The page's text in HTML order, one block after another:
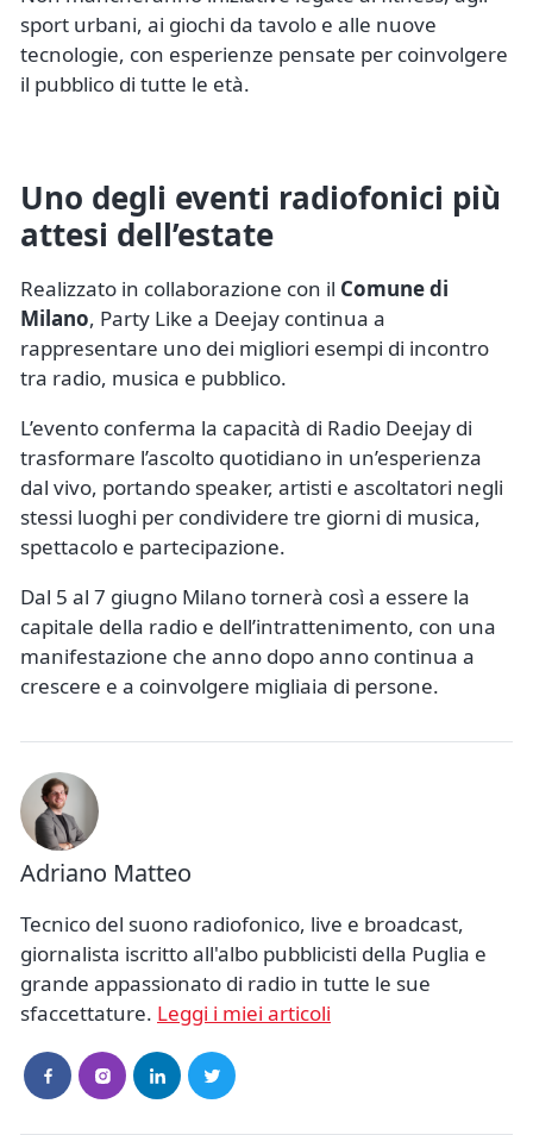
sport urbani, ai giochi da tavolo e alle nuove
tecnologie, con esperienze pensate per coinvolgere
il pubblico di tutte le età.
Uno degli eventi radiofonici più
attesi dell’estate
Realizzato in collaborazione con il Comune di
Milano, Party Like a Deejay continua a
rappresentare uno dei migliori esempi di incontro
tra radio, musica e pubblico.
L’evento conferma la capacità di Radio Deejay di
trasformare l’ascolto quotidiano in un’esperienza
dal vivo, portando speaker, artisti e ascoltatori negli
stessi luoghi per condividere tre giorni di musica,
spettacolo e partecipazione.
Dal 5 al 7 giugno Milano tornerà così a essere la
capitale della radio e dell’intrattenimento, con una
manifestazione che anno dopo anno continua a
crescere e a coinvolgere migliaia di persone.
Adriano Matteo
Tecnico del suono radiofonico, live e broadcast,
giornalista iscritto all'albo pubblicisti della Puglia e
grande appassionato di radio in tutte le sue
sfaccettature. Leggi i miei articoli